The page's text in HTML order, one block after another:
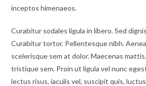
inceptos himenaeos.
Curabitur sodales ligula in libero. Sed
Curabitur tortor. Pellentesque nibh.
scelerisque sem at dolor. Maecenas
tristique sem. Proin ut ligula vel nunc
lectus risus, iaculis vel, suscipit quis,